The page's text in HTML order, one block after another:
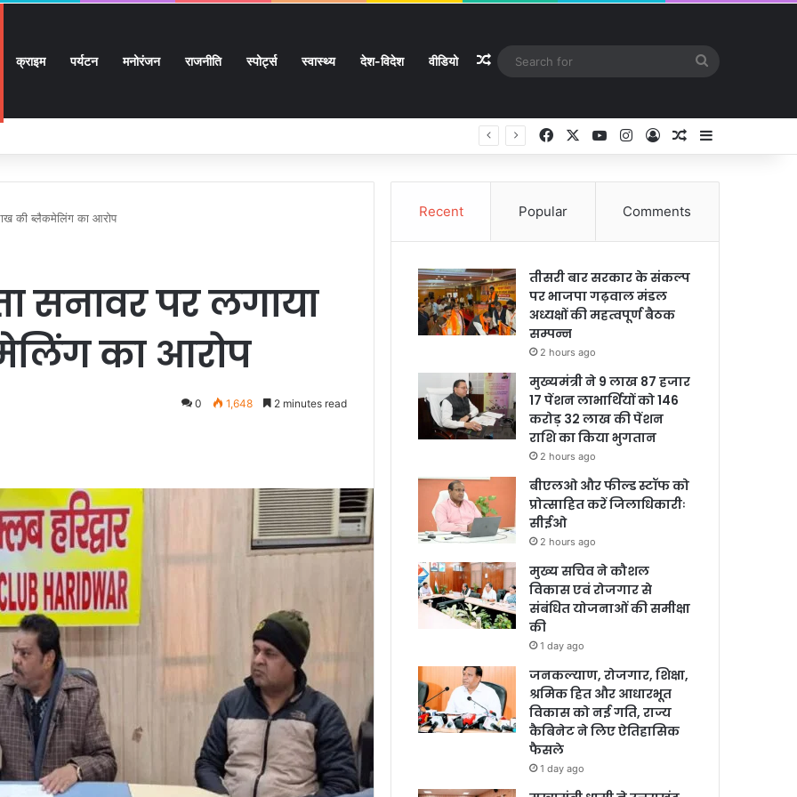
क्राइम पर्यटन मनोरंजन राजनीति स्पोर्ट्स स्वास्थ्य देश-विदेश वीडियो Random Article
87 हजार 17 पेंशन लाभार्थियों को 146 करोड़ 32 लाख की पेंशन राशि का किया भुगतान Facebook YouTubeInstagram
Log InRandom Article
की ब्लैकमेलिंग का आरोप
सनावर पर लगाया
का आरोप
0 1,648 2 minutes read
Recent Popular Comments
तीसरी बार सरकार के संकल्प
पर भाजपा गढ़वाल मंडल
अध्यक्षों की महत्वपूर्ण बैठक
सम्पन्न
2 hours ago
मुख्यमंत्री ने 9 लाख 87 हजार
17 पेंशन लाभार्थियों को 146
करोड़ 32 लाख की पेंशन
राशि का किया भुगतान
2 hours ago
बीएलओ और फील्ड स्टॉफ को
प्रोत्साहित करें जिलाधिकारीः
सीईओ
2 hours ago
मुख्य सचिव ने कौशल
विकास एवं रोजगार से
संबंधित योजनाओं की समीक्षा
की
1 day ago
जनकल्याण, रोजगार, शिक्षा,
श्रमिक हित और आधारभूत
विकास को नई गति, राज्य
कैबिनेट ने लिए ऐतिहासिक
फैसले
1 day ago